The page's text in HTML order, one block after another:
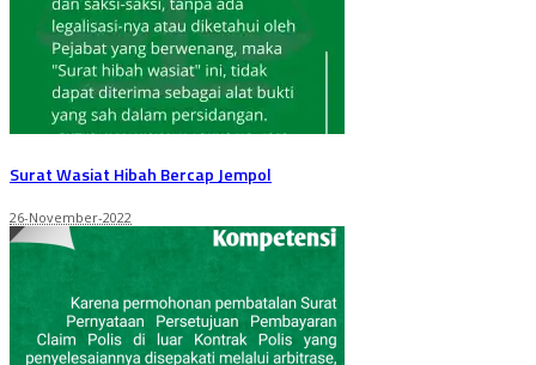
Surat Wasiat Hibah Bercap Jempol
26-November-2022